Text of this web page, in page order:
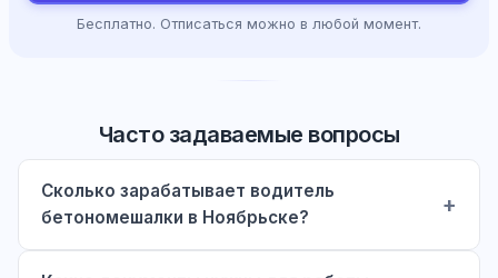
Бесплатно. Отписаться можно в любой момент.
Часто задаваемые вопросы
Сколько зарабатывает водитель
бетономешалки в Ноябрьске?